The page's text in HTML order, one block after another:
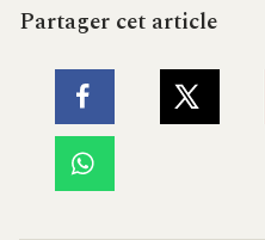
Partager cet article